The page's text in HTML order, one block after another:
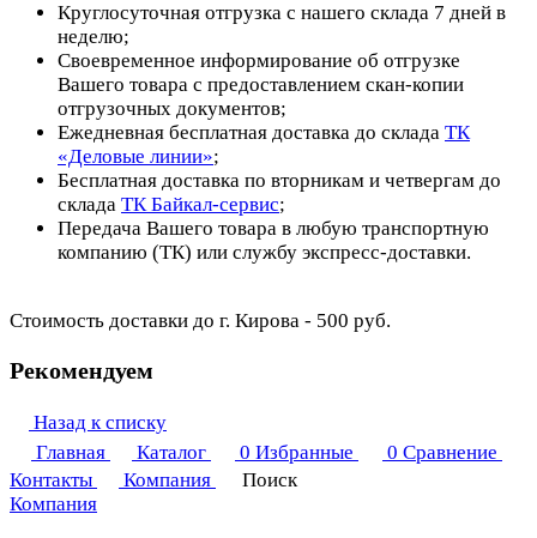
Круглосуточная отгрузка с нашего склада 7 дней в
неделю;
Своевременное информирование об отгрузке
Вашего товара с предоставлением скан-копии
отгрузочных документов;
Ежедневная бесплатная доставка до склада ТК
«Деловые линии»;
Бесплатная доставка по вторникам и четвергам до
склада ТК Байкал-сервис;
Передача Вашего товара в любую транспортную
компанию (ТК) или службу экспресс-доставки.
Стоимость доставки до г. Кирова - 500 руб.
Рекомендуем
Назад к списку
Главная
Каталог 0 Избранные 0 Сравнение
Контакты
Компания
Поиск
Компания